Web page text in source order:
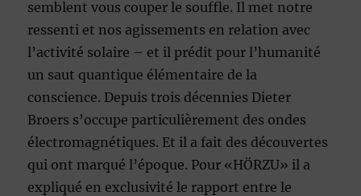
semblent vous couper le souffle. Il met notre
ressenti et nos agissements en relation avec
l’activité solaire – et il prédit pour l’humanité
un saut quantique élémentaire de la
conscience. Depuis trois décennies Dieter
Broers s’occupe particulièrement des ondes
électromagnétiques. Et il a fait des découvertes
qui ont marqué l’époque. Pour «HÖRZU» il a
expliqué en exclusivité le rapport entre le